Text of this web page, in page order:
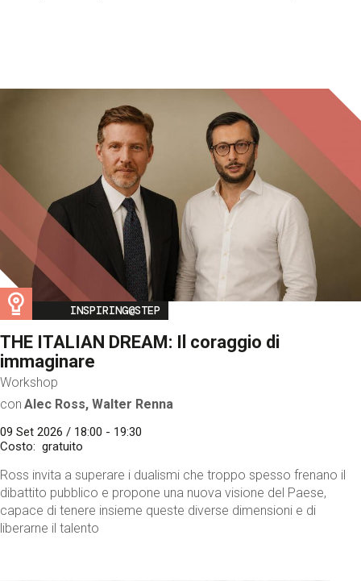
Image
INSPIRING@STEP
THE ITALIAN DREAM: Il coraggio di
immaginare
Workshop
con Alec Ross, Walter Renna
09 Set 2026 / 18:00 - 19:30
Costo
gratuito
Ross invita a superare i dualismi che troppo spesso frenano il
dibattito pubblico e propone una nuova visione del Paese,
capace di tenere insieme queste diverse dimensioni e di
liberarne il talento